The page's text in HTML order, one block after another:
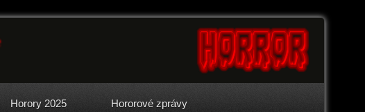
Horory 2025 Hororové zprávy